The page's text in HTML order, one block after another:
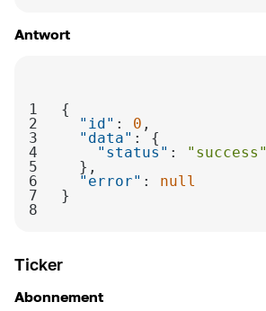
Antwort
1
2
"id" : 0
3
"data"
4
"status" :
"success"
5
6
"error" : null
7
8
Ticker
Abonnement